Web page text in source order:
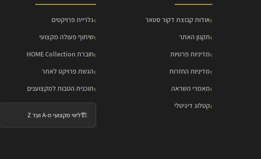
אודות קבוצת דקור סטאר
תקנון האתר
מדיניות פרטיות
מדיניות החזרות
מאמרי השראה
קטלוג דיגיטלי
גלריית פרויקטים
שיתוף פעולה מקצועי
חוברת HOME Collection
הגשת פרויקט לאתר
תוכנית הטבות למקצוענים
🏗️ליווי מקצועי מ-A ועד Z